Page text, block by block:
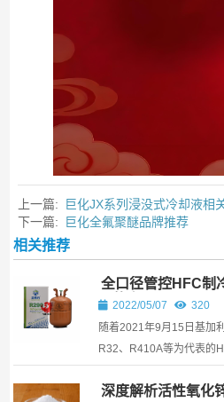
上一篇:
巨化JX系列浸没式冷却液相
下一篇:
巨化全氟聚醚品牌推荐
相关推荐
全口径管控HFC制
展的春天
2022/05/07
320
随着2021年9月15日基加
R32、R410A等为代表的
制冷剂受到管控，以R290
深度解析活性氧化